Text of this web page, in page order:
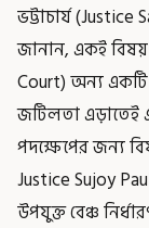
ভট্টাচার্য
জানান, একই বিষয়
Court) অন্য একটি
জটিলতা এড়াতেই
পদক্ষেপের জন্য
Justice Sujoy
উপযুক্ত বেঞ্চ